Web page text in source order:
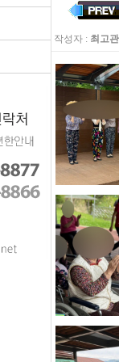
작성자 : 최고